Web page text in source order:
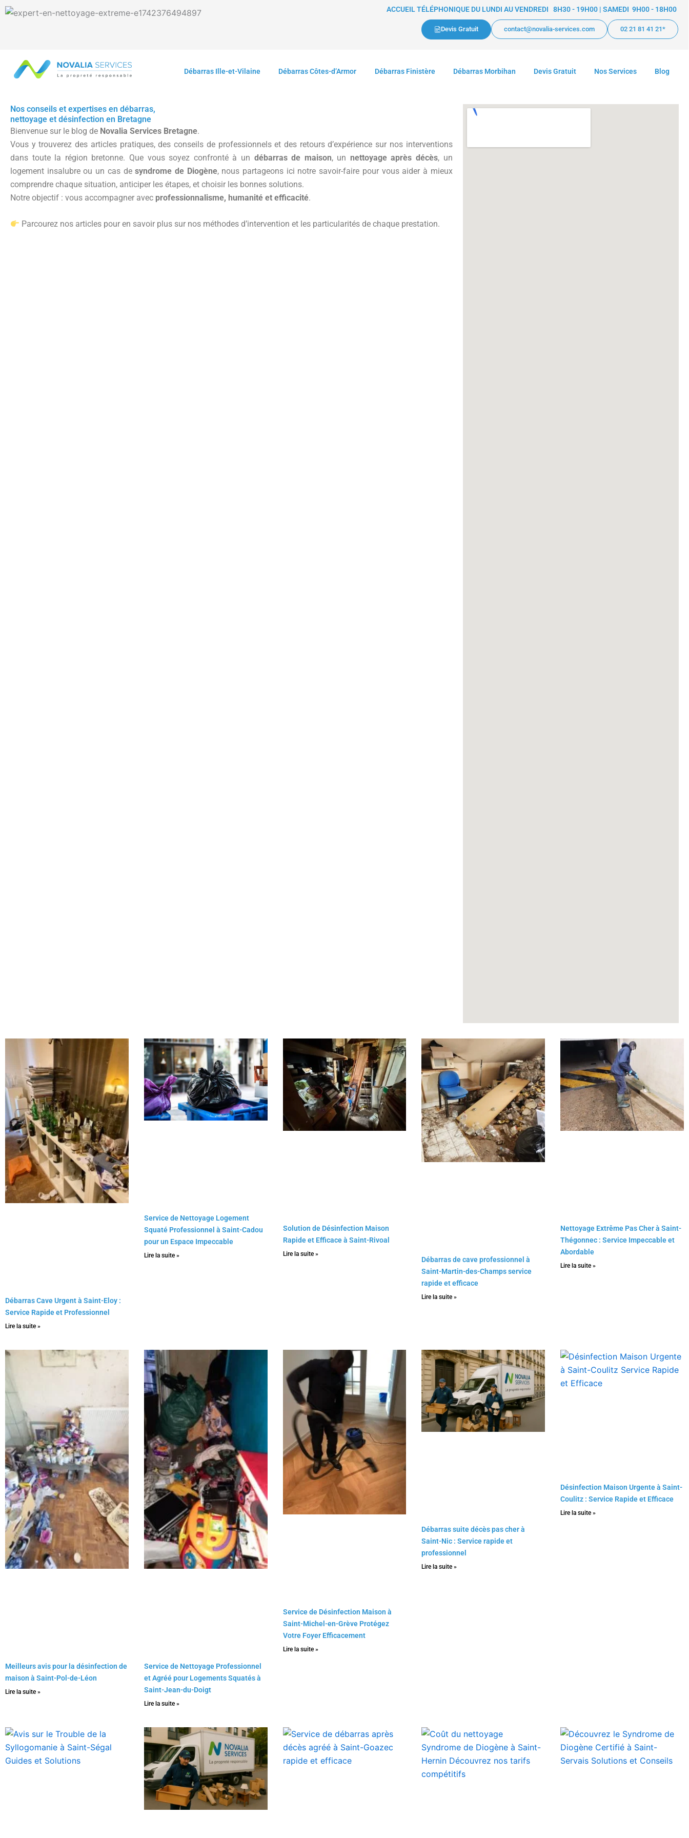
Aller
ACCUEIL TÉLÉPHONIQUE DU LUNDI AU VENDREDI 8H30 - 19H00 | SAMEDI 9H00 - 18H00
02 21 81 41 21*
contact@novalia-services.com
Devis Gratuit
Débarras Ille-et-Vilaine Débarras Côtes-d’Armor Débarras Finistère Débarras Morbihan Devis Gratuit Nos Services Blog
Nos conseils et expertises en débarras,
nettoyage et désinfection en Bretagne
Bienvenue sur le blog de Novalia Services Bretagne.
Vous y trouverez des articles pratiques, des conseils de professionnels et des retours d’expérience sur nos interventions
dans toute la région bretonne. Que vous soyez confronté à un débarras de maison, un nettoyage après décès, un
logement insalubre ou un cas desyndrome de Diogène, nous partageons ici notre savoir-faire pour vous aider à mieux
comprendre chaque situation, anticiper les étapes, et choisir les bonnes solutions.
Notre objectif : vous accompagner avec professionnalisme, humanité et efficacité.
Parcourez nos articles pour en savoir plus sur nos méthodes d’intervention et les particularités de chaque prestation.
Débarras Cave Urgent à Saint-Eloy :
Service Rapide et Professionnel
Lire la suite »
Service de Nettoyage Logement
Squaté Professionnel à Saint-Cadou
pour un Espace Impeccable
Lire la suite »
Solution de Désinfection Maison
Rapide et Efficace à Saint-Rivoal
Lire la suite »
Débarras de cave professionnel à
Saint-Martin-des-Champs service
rapide et efficace
Lire la suite »
Nettoyage Extrême Pas Cher à Saint-
Thégonnec : Service Impeccable et
Abordable
Lire la suite »
Meilleurs avis pour la désinfection de
maison à Saint-Pol-de-Léon
Lire la suite »
Service de Nettoyage Professionnel
et Agréé pour Logements Squatés à
Saint-Jean-du-Doigt
Lire la suite »
Service de Désinfection Maison à
Saint-Michel-en-Grève Protégez
Votre Foyer Efficacement
Lire la suite »
Débarras suite décès pas cher à
Saint-Nic : Service rapide et
professionnel
Lire la suite »
Désinfection Maison Urgente à Saint-
Coulitz : Service Rapide et Efficace
Lire la suite »